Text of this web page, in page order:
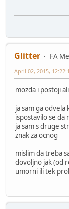
Glitter
FA
April 02, 2015,
mozda i postoji
ja sam ga
ispostavilo se da
ja sam s druge
znak za ocnog
mislim da treba
dovoljno jak (od
umorni ili tek